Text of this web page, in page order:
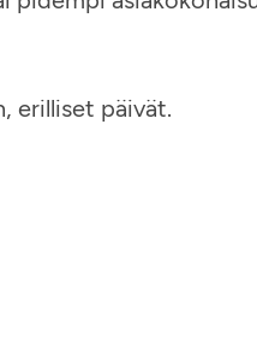
erilliset päivät.